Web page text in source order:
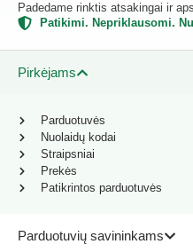
Padedame rinktis atsakingai ir
Patikimi. Nepriklausomi.
Pirkėjams
Parduotuvių savininkams
Parduotuvės
Nuolaidų kodai
Straipsniai
Prekės
Patikrintos parduotuvės